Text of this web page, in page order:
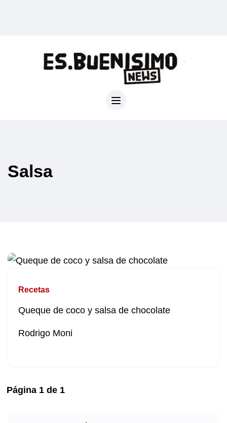
Salsa
Recetas
Queque de coco y salsa de chocolate
Rodrigo Moni
Página 1 de 1